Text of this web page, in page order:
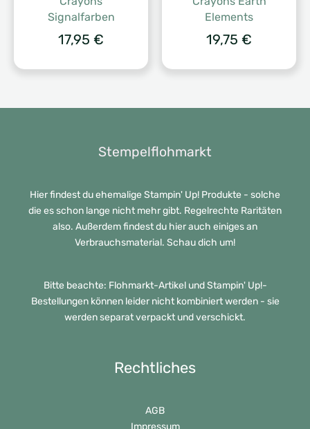
Signalfarben
17,95 €
Elements
19,75 €
Stempelflohmarkt
Hier findest du ehemalige Stampin' Up! Produkte - solche
die es schon lange nicht mehr gibt. Regelrechte Raritäten
also. Außerdem findest du hier auch einiges an
Verbrauchsmaterial. Schau dich um!
Bitte beachte: Flohmarkt-Artikel und Stampin' Up!-
Bestellungen können leider nicht kombiniert werden - sie
werden separat verpackt und verschickt.
Rechtliches
AGB
Impressum